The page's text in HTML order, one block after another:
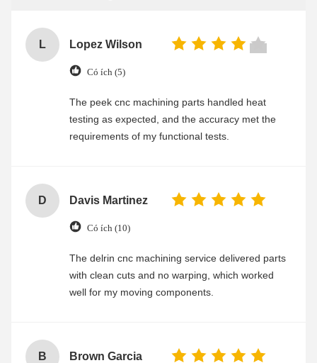
L Lopez Wilson
Có ích (5)
The peek cnc machining parts handled heat
testing as expected, and the accuracy met the
requirements of my functional tests.
D Davis Martinez
Có ích (10)
The delrin cnc machining service delivered parts
with clean cuts and no warping, which worked
well for my moving components.
B Brown Garcia